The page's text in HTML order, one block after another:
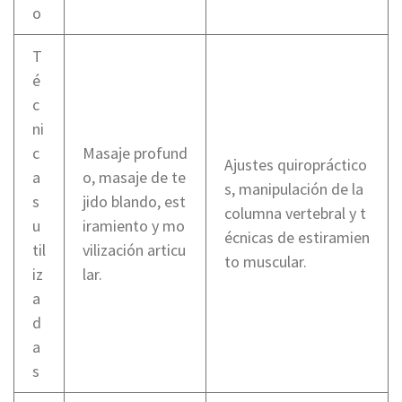
o
T
é
c
ni
c
a
s
u
til
iz
a
d
a
s
Masaje profund
o, masaje de te
jido blando, est
iramiento y mo
vilización articu
lar.
Ajustes quiropráctico
s, manipulación de la
columna vertebral y t
écnicas de estiramien
to muscular.